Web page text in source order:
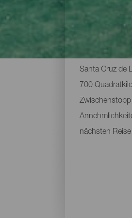
Die
Santa Cruz de
700
Zwischenstopp
nächsten